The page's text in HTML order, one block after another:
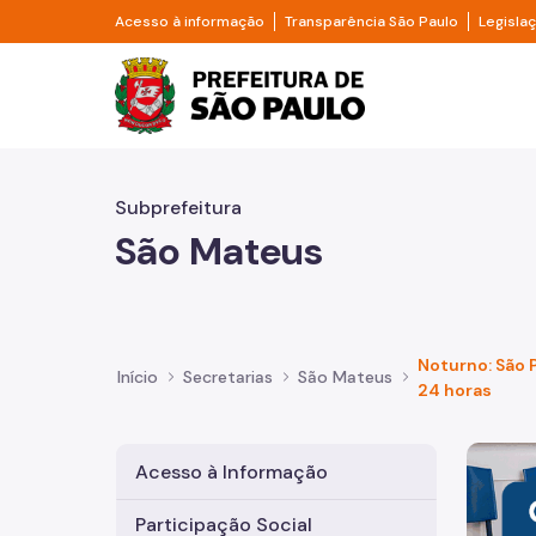
Pular para o Conteúdo principal
Acesso à informação Divisor de acesso à informação
Transparência São Paulo Divisor
Prefeitura de São
Subprefeitura
São Mateus
Início Secretarias São Mateus
Noturno: São
24 horas
Acesso à Informação
Participação Social